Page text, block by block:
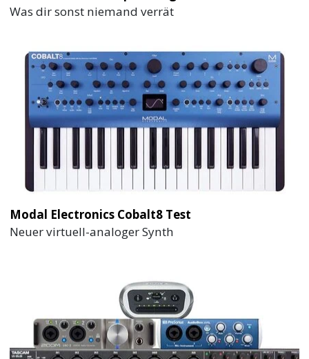
Was dir sonst niemand verrät
Modal Electronics Cobalt8 Test
Neuer virtuell-analoger Synth